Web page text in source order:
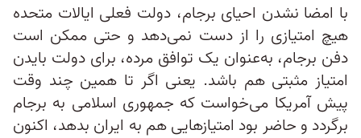
با امضا نشدن احیای برجام، دولت فعلی ایالات متحده
هیچ امتیازی را از دست نمی‌دهد و حتی ممکن است
دفن برجام، به‌عنوان یک توافق مرده، برای دولت بایدن
امتیاز مثبتی هم باشد. یعنی اگر تا همین چند وقت
پیش آمریکا می‌خواست که جمهوری اسلامی به برجام
برگردد و حاضر بود امتیازهایی هم به ایران بدهد، اکنون